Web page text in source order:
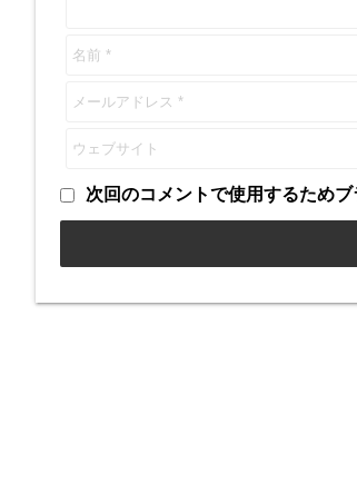
次回のコメントで使用するため